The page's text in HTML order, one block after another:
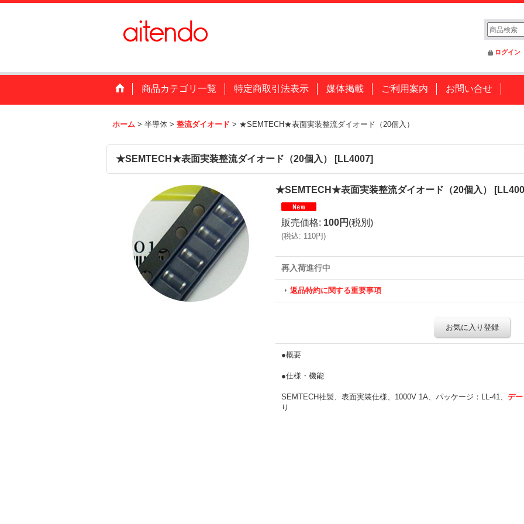
ログイン
商品カテゴリ一覧 特定商取引法表示 媒体掲載 ご利用案内 お問い合せ
ホーム > 半導体 > 整流ダイオード > ★SEMTECH★表面実装整流ダイオード（20個入）
★SEMTECH★表面実装整流ダイオード（20個入） [LL4007]
★SEMTECH★表面実装整流ダイオード（20個入） [
販売価格: 100円 (税別)
(税込: 110円)
再入荷進行中
返品特約に関する重要事項
お気に入り登録
●概要
●仕様・機能
SEMTECH社製、表面実装仕様、1000V 1A、パッケージ：LL-41、 デー
り